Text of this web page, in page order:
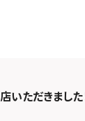
ただきました